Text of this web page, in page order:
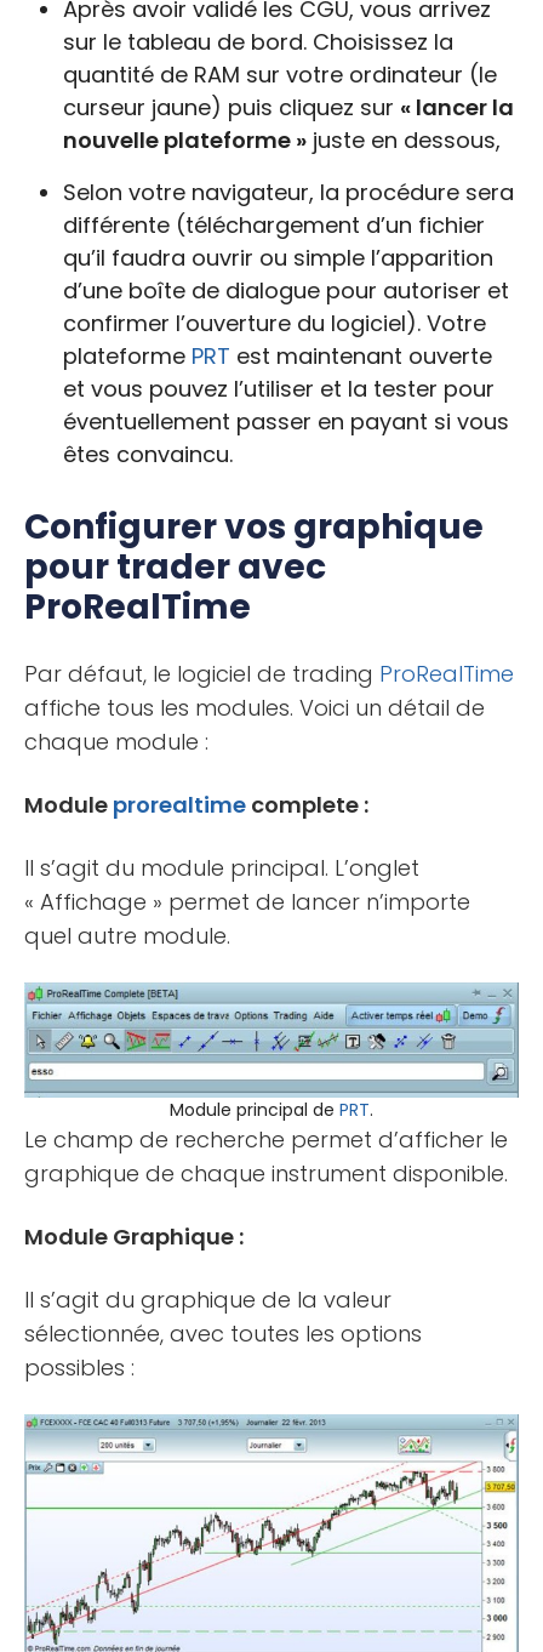
Après avoir validé les CGU, vous arrivez
sur le tableau de bord. Choisissez la
quantité de RAM sur votre ordinateur (le
curseur jaune) puis cliquez sur « lancer la
nouvelle plateforme » juste en dessous,
Selon votre navigateur, la procédure sera
différente (téléchargement d’un fichier
qu’il faudra ouvrir ou simple l’apparition
d’une boîte de dialogue pour autoriser et
confirmer l’ouverture du logiciel). Votre
plateforme PRT est maintenant ouverte
et vous pouvez l’utiliser et la tester pour
éventuellement passer en payant si vous
êtes convaincu.
Configurer vos graphique
pour trader avec
ProRealTime
Par défaut, le logiciel de trading ProRealTime
affiche tous les modules. Voici un détail de
chaque module :
Module prorealtime complete :
Il s’agit du module principal. L’onglet
« Affichage » permet de lancer n’importe
quel autre module.
Module principal de PRT.
Le champ de recherche permet d’afficher le
graphique de chaque instrument disponible.
Module Graphique :
Il s’agit du graphique de la valeur
sélectionnée, avec toutes les options
possibles :